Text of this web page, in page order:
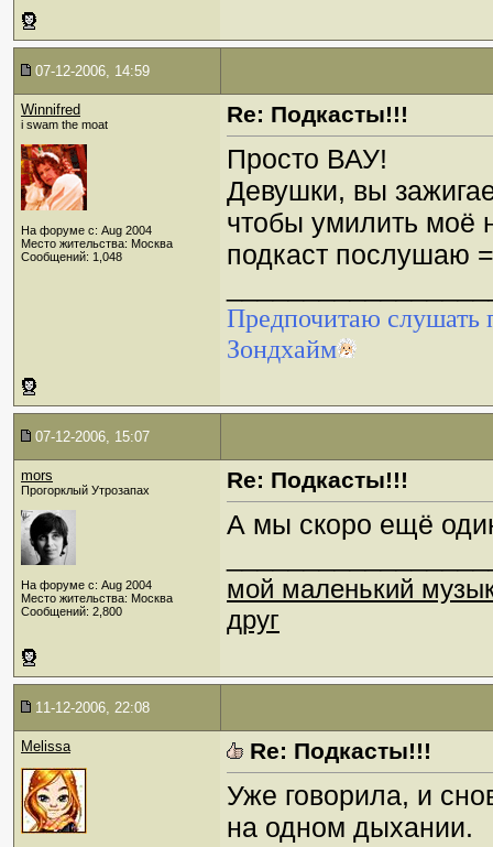
07-12-2006, 14:59
Winnifred
i swam the moat
На форуме с: Aug 2004
Место жительства: Москва
Сообщений: 1,048
Re: Подкасты!!!
Просто ВАУ!
Девушки, вы
чтобы умилить моё
подкаст послушаю
Предпочитаю слушать
Зондхайм
07-12-2006, 15:07
mors
Прогорклый Утрозапах
На форуме с: Aug 2004
Место жительства: Москва
Сообщений: 2,800
Re: Подкасты!!!
А мы скоро ещё
мой маленький
друг
11-12-2006, 22:08
Melissa Re: Подкасты!!!
Уже говорила, и
на одном дыхании.